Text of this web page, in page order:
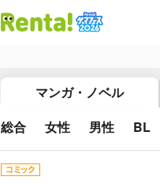
マンガ・ノベル
総合 女性 男性 BL